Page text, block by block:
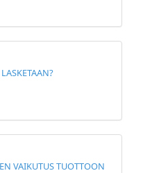
VAIKUTUS TUOTTOON